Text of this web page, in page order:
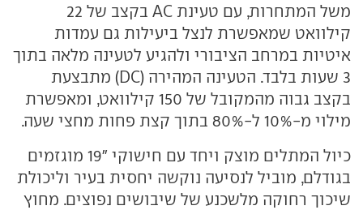
משל המתחרות, עם טעינת AC בקצב של 22
קילוואט שמאפשרת לנצל ביעילות גם עמדות
איטיות במרחב הציבורי ולהגיע לטעינה מלאה בתוך
3 שעות בלבד. הטעינה המהירה (DC) מתבצעת
בקצב גבוה מהמקובל של 150 קילוואט, ומאפשרת
מילוי מ-10% ל-80% בתוך קצת פחות מחצי שעה.
כיול המתלים מוצק ויחד עם חישוקי "19 מוגזמים
בגודלם, מוביל לנסיעה נוקשה יחסית בעיר וליכולת
שיכוך רחוקה מלשכנע של שיבושים נפוצים. מחוץ